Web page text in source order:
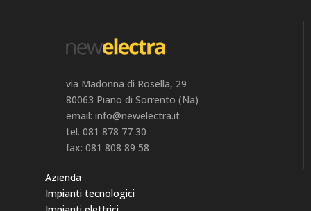
via Madonna di Rosella, 29
80063 Piano di Sorrento (Na)
email: info@newelectra.it
tel. 081 878 77 30
fax: 081 808 89 58
Azienda
Impianti tecnologici